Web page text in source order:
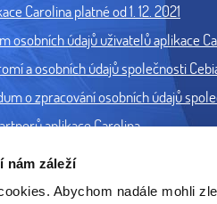
nám záleží
Abychom nadále mohli
Carolina platné od 1. 12. 2021
osobních údajů uživatelů aplikace
a osobních údajů společnosti
o zpracování osobních údajů
aplikace Carolina